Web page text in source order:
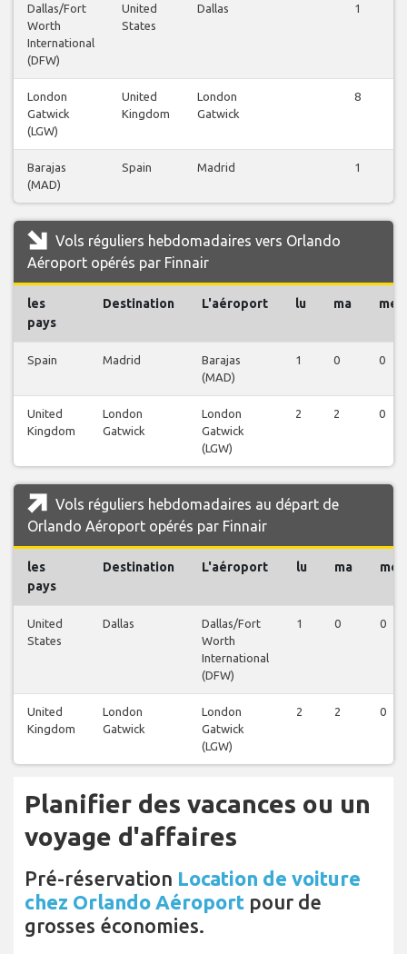
Dallas/Fort
Worth
International
(DFW)
United
States
Dallas 1
London
Gatwick
(LGW)
United
Kingdom
London
Gatwick
8
Barajas
(MAD)
Spain Madrid 1
Vols réguliers hebdomadaires vers Orlando
Aéroport opérés par Finnair
les
pays
Destination L'aéroport lu ma me
Spain Madrid
Barajas
(MAD)
1 0 0
United
Kingdom
London
Gatwick
London
Gatwick
(LGW)
2 2 0
Vols réguliers hebdomadaires au départ de
Orlando Aéroport opérés par Finnair
les
pays
Destination L'aéroport lu ma me
United
States
Dallas
Dallas/Fort
Worth
International
(DFW)
1 0 0
United
Kingdom
London
Gatwick
London
Gatwick
(LGW)
2 2 0
Planifier des vacances ou un
voyage d'affaires
Pré-réservation Location de voiture
chez Orlando Aéroport pour de
grosses économies.